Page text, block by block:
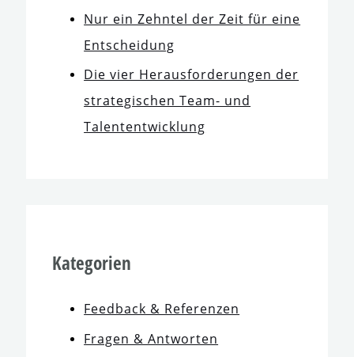
Nur ein Zehntel der Zeit für eine
Entscheidung
Die vier Herausforderungen der
stra­te­gi­schen Team- und
Talententwicklung
Kategorien
Feedback & Referenzen
Fragen & Antworten